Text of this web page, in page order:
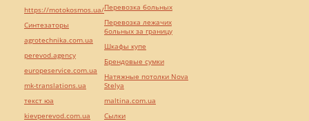
https://motokosmos.ua/
Синтезаторы
agrotechnika.com.ua
perevod.agency
europeservice.com.ua
mk-translations.ua
текст юа
kievperevod.com.ua
Перевозка больных
Перевозка лежачих
больных за границу
Шкафы купе
Брендовые сумки
Натяжные потолки Nova
Stelya
maltina.com.ua
Cылки